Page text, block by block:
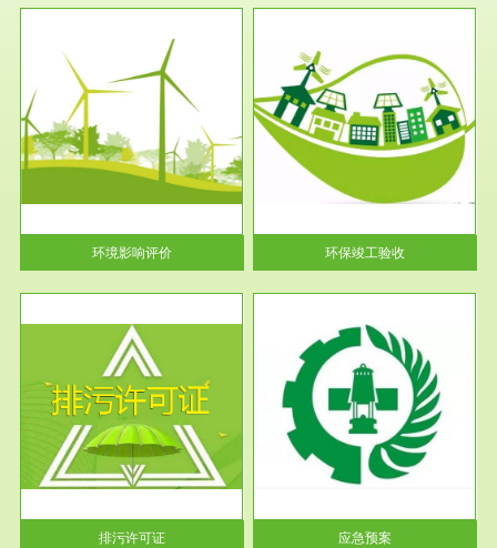
环境影响评价
服务范围
环保竣工验收
根据《建设项目环境保护管理条
例》第十七条 编制环境影响报
告书、...
环保竣工验收
排污许可证
服务范围
应急预案
根据《中华人民共和国环境保护
法》第十九条 企业事业单位应
当按照...
应急预案